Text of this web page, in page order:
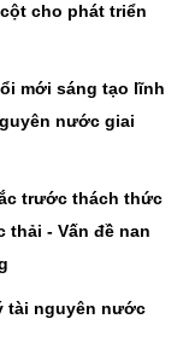
cho phát triển
mới sáng tạo lĩnh
nước giai
trước thách thức
thải - Vấn đề nan
tài nguyên nước